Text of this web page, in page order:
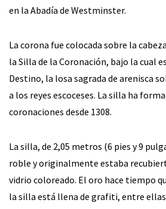
en la Abadía de Westminster.
La corona fue colocada sobre la
la Silla de la Coronación, bajo la cual
Destino, la losa sagrada de arenisca
a los reyes escoceses. La silla ha
coronaciones desde 1308.
La silla, de 2,05 metros (6 pies y 9
roble y originalmente estaba
vidrio coloreado. El oro hace tiempo
la silla está llena de grafiti, entre ellas